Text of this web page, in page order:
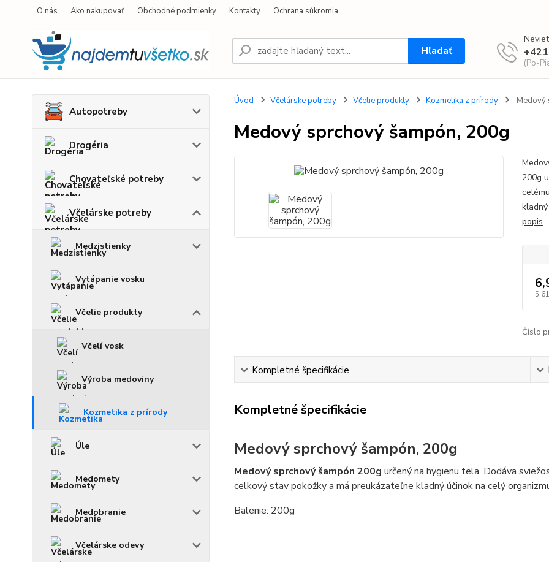
O nás Ako nakupovať Obchodné podmienky Kontakty Ochrana súkromia
Hľadať
(Po-
Autopotreby
Drogéria
Chovateľské potreby
Včelárske potreby
Medzistienky
Vytápanie vosku
Včelie produkty
Včelí vosk
Výroba medoviny
Kozmetika z prírody
Úle
Medomety
Medobranie
Včelárske odevy
Úvod Včelárske potreby Včelie produkty Kozmetika z prírody Medový
Medový sprchový šampón, 200g
200g
popis
Číslo
Kompletné špecifikácie
Kompletné špecifikácie
Medový sprchový šampón, 200g
Medový sprchový šampón 200g určený na hygienu tela. Dodáva
celkový stav pokožky a má preukázateľne kladný účinok na celý
Balenie: 200g